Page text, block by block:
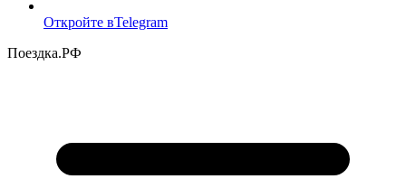
Откройте вTelegram
Поездка.РФ